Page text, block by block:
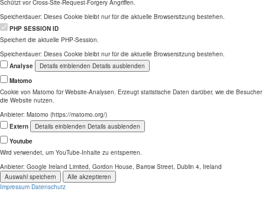
Schützt vor Cross-Site-Request-Forgery Angriffen.
Speicherdauer: Dieses Cookie bleibt nur für die aktuelle Browsersitzung bestehen.
PHP SESSION ID
Speichert die aktuelle PHP-Session.
Speicherdauer: Dieses Cookie bleibt nur für die aktuelle Browsersitzung bestehen.
Analyse
Details einblenden Details ausblenden
Matomo
Cookie von Matomo für Website-Analysen. Erzeugt statistische Daten darüber, wie die Besucher
die Website nutzen.
Anbieter: Matomo (https://matomo.org/)
Extern
Details einblenden Details ausblenden
Youtube
Wird verwendet, um YouTube-Inhalte zu entsperren.
Anbieter: Google Ireland Limited, Gordon House, Barrow Street, Dublin 4, Ireland
Auswahl speichern
Alle akzeptieren
Impressum Datenschutz